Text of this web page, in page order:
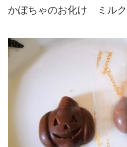
かぼちゃのお化け ミル